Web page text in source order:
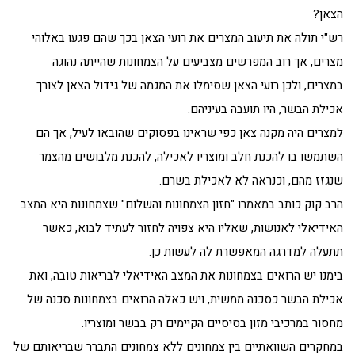
הצאן?
רש"י תולה את תיעוב המצרים את רועי הצאן בכך שהם פגעו באלוהי
מצרים, אך רוב המפרשים מצביעים על הצמחונות שהייתה נהוגה
במצרים, ולכן רועי הצאן שסימלו את המגמה של גידול הצאן לצורך
אכילת הבשר, היו תועבה בעיניהם.
למצרים היה מקנה צאן כפי שראינו בפסוקים שהובאו לעיל, אך הם
השתמשו בו להכנת חלב ומוצריו לאכילה, להכנת מלבושים מהצמר
שנגזז מהם, וכנראה לא לאכילת בשרם.
הרב קוק כותב במאמרו "חזון הצמחונות והשלום" שצמחונות היא המצב
האידיאלי לאנושות, שאליו היא צפויה לחזור לעתיד לבוא, כאשר
תתעלה למדרגה המאפשרת לה לעשות כן.
בימנו יש הרואים בצמחונות את המצב האידיאלי לבריאות טובה, ואת
אכילת הבשר כסכנה ממשית, ויש כאלה הרואים בצמחונות סכנה של
מחסור במרכיבי מזון בסיסיים הקיימים רק בבשר ומוצריו.
במחקרים השוואתיים בין צמחונים ללא צמחונים התברר שבריאותם של